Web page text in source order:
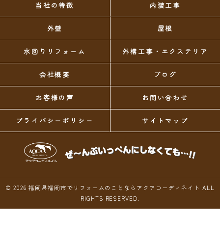
当社の特徴 内装工事
外壁 屋根
水回りリフォーム 外構工事・エクステリア
会社概要 ブログ
お客様の声 お問い合わせ
プライバシーポリシー サイトマップ
© 2026 福岡県福岡市でリフォームのことならアクアコーディネイト ALL
RIGHTS RESERVED.